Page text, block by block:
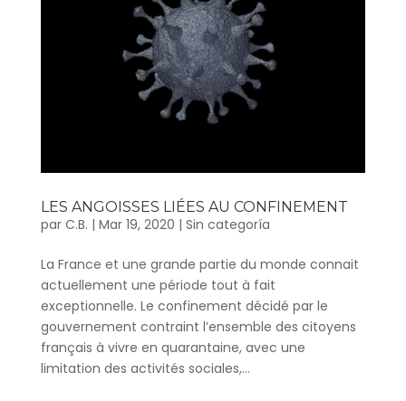
LES ANGOISSES LIÉES AU CONFINEMENT
par C.B. | Mar 19, 2020 | Sin categoría
La France et une grande partie du monde connait
actuellement une période tout à fait
exceptionnelle. Le confinement décidé par le
gouvernement contraint l’ensemble des citoyens
français à vivre en quarantaine, avec une
limitation des activités sociales,...